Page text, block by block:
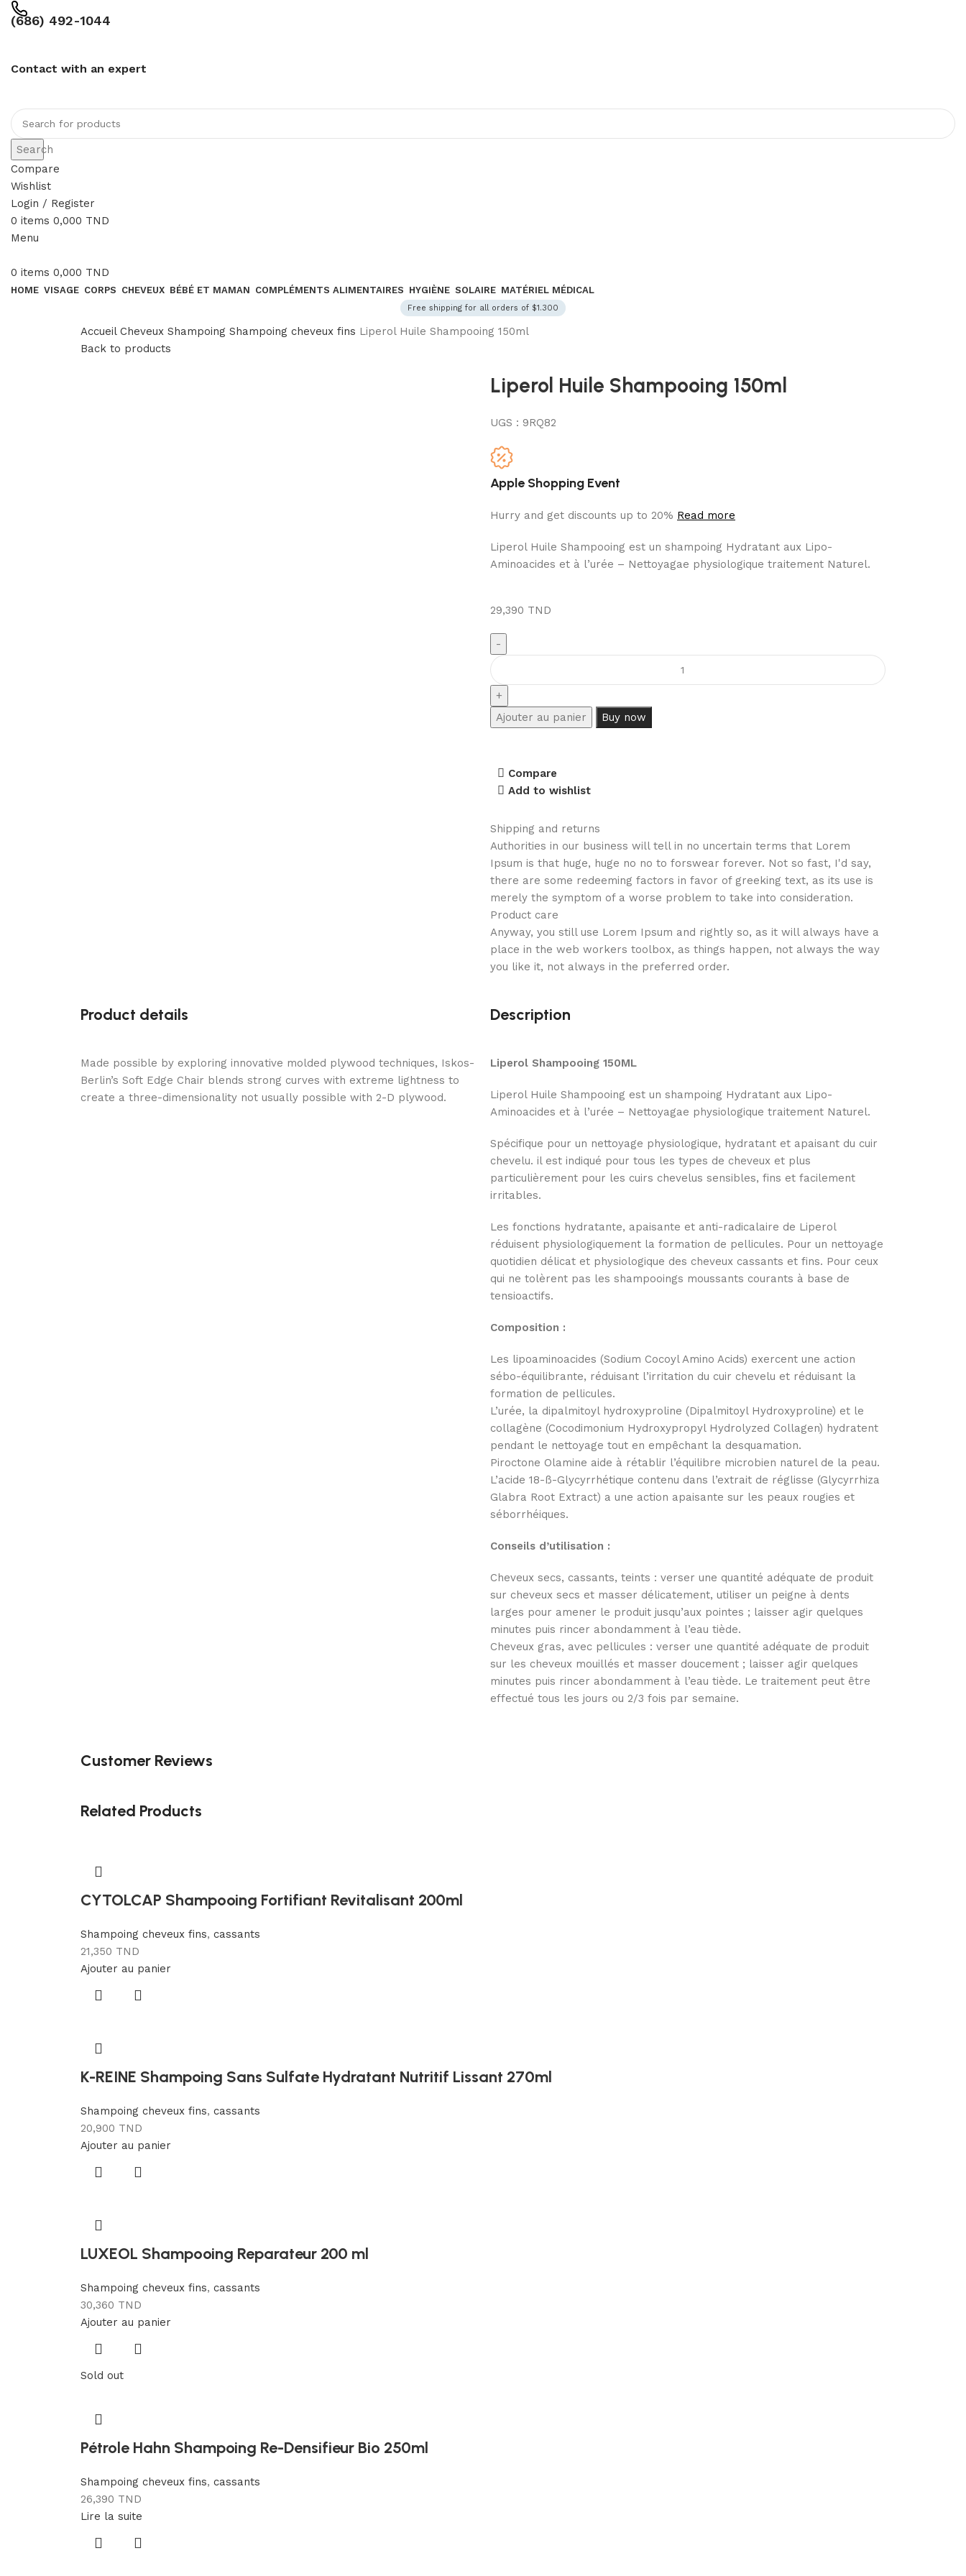
(686) 492-1044
Contact with an expert
Search
Compare
Wishlist
Login / Register
0 items 0,000 TND
Menu
0 items 0,000 TND
HOME VISAGE CORPS CHEVEUX BÉBÉ ET MAMAN COMPLÉMENTS ALIMENTAIRES HYGIÈNE SOLAIRE MATÉRIEL MÉDICAL
Free shipping for all orders of $1.300
Accueil Cheveux Shampoing Shampoing cheveux fins Liperol Huile Shampooing 150ml
Back to products
Liperol Huile Shampooing 150ml
UGS : 9RQ82
Apple Shopping Event
Hurry and get discounts up to 20% Read more
Liperol Huile Shampooing est un shampoing Hydratant aux Lipo-
Aminoacides et à l’urée – Nettoyagae physiologique traitement Naturel.
29,390 TND
Ajouter au panier Buy now
Compare
Add to wishlist
Shipping and returns
Authorities in our business will tell in no uncertain terms that Lorem
Ipsum is that huge, huge no no to forswear forever. Not so fast, I'd say,
there are some redeeming factors in favor of greeking text, as its use is
merely the symptom of a worse problem to take into consideration.
Product care
Anyway, you still use Lorem Ipsum and rightly so, as it will always have a
place in the web workers toolbox, as things happen, not always the way
you like it, not always in the preferred order.
Product details
Made possible by exploring innovative molded plywood techniques, Iskos-
Berlin’s Soft Edge Chair blends strong curves with extreme lightness to
create a three-dimensionality not usually possible with 2-D plywood.
Description
Liperol Shampooing 150ML
Liperol Huile Shampooing est un shampoing Hydratant aux Lipo-
Aminoacides et à l’urée – Nettoyagae physiologique traitement Naturel.
Spécifique pour un nettoyage physiologique, hydratant et apaisant du cuir
chevelu. il est indiqué pour tous les types de cheveux et plus
particulièrement pour les cuirs chevelus sensibles, fins et facilement
irritables.
Les fonctions hydratante, apaisante et anti-radicalaire de Liperol
réduisent physiologiquement la formation de pellicules. Pour un nettoyage
quotidien délicat et physiologique des cheveux cassants et fins. Pour ceux
qui ne tolèrent pas les shampooings moussants courants à base de
tensioactifs.
Composition :
Les lipoaminoacides (Sodium Cocoyl Amino Acids) exercent une action
sébo-équilibrante, réduisant l’irritation du cuir chevelu et réduisant la
formation de pellicules.
L’urée, la dipalmitoyl hydroxyproline (Dipalmitoyl Hydroxyproline) et le
collagène (Cocodimonium Hydroxypropyl Hydrolyzed Collagen) hydratent
pendant le nettoyage tout en empêchant la desquamation.
Piroctone Olamine aide à rétablir l’équilibre microbien naturel de la peau.
L’acide 18-ß-Glycyrrhétique contenu dans l’extrait de réglisse (Glycyrrhiza
Glabra Root Extract) a une action apaisante sur les peaux rougies et
séborrhéiques.
Conseils d’utilisation :
Cheveux secs, cassants, teints : verser une quantité adéquate de produit
sur cheveux secs et masser délicatement, utiliser un peigne à dents
larges pour amener le produit jusqu’aux pointes ; laisser agir quelques
minutes puis rincer abondamment à l’eau tiède.
Cheveux gras, avec pellicules : verser une quantité adéquate de produit
sur les cheveux mouillés et masser doucement ; laisser agir quelques
minutes puis rincer abondamment à l’eau tiède. Le traitement peut être
effectué tous les jours ou 2/3 fois par semaine.
Customer Reviews
Related Products
CYTOLCAP Shampooing Fortifiant Revitalisant 200ml
Shampoing cheveux fins, cassants
21,350 TND
Ajouter au panier
K-REINE Shampoing Sans Sulfate Hydratant Nutritif Lissant 270ml
Shampoing cheveux fins, cassants
20,900 TND
Ajouter au panier
LUXEOL Shampooing Reparateur 200 ml
Shampoing cheveux fins, cassants
30,360 TND
Ajouter au panier
Sold out
Pétrole Hahn Shampoing Re-Densifieur Bio 250ml
Shampoing cheveux fins, cassants
26,390 TND
Lire la suite